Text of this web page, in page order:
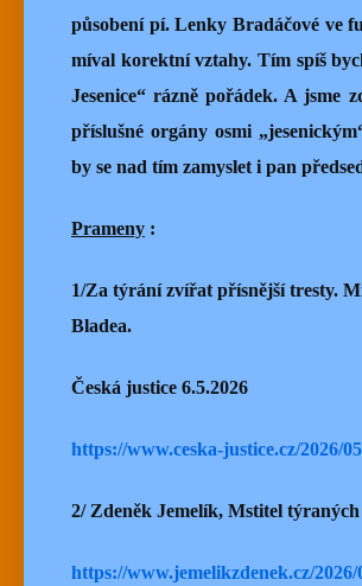
působení pí. Lenky Bradáčové ve
míval korektní vztahy. Tím spíš
Jesenice“ rázně pořádek. A jsme
příslušné orgány osmi
by se nad tím zamyslet i pan
Prameny :
1/Za týrání zvířat přísnější tresty.
Bladea.
Česká justice 6.5.2026
https://www.ceska-justice.cz/2026/
2/ Zdeněk Jemelík, Mstitel
https://www.jemelikzdenek.cz/